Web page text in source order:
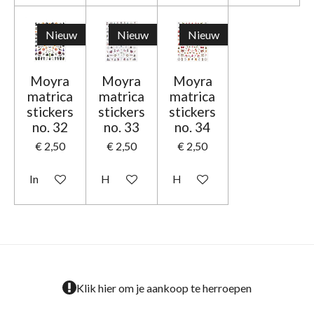
Nieuw
Moyra
matrica
stickers
no. 32
€ 2,50
In winkelwagen
Nieuw
Moyra
matrica
stickers
no. 33
€ 2,50
Houd mij op de hoogte
Nieuw
Moyra
matrica
stickers
no. 34
€ 2,50
Houd mij op de hoogte
Klik hier om je aankoop te herroepen